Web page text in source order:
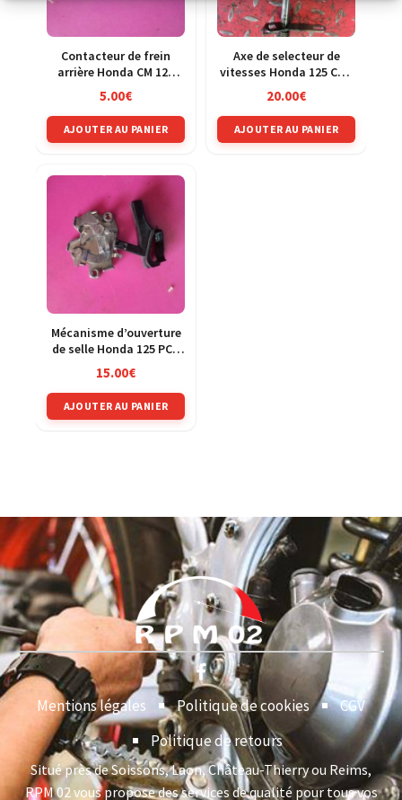
Contacteur de frein
arrière Honda CM 125
Custom JC05
5.00€
AJOUTER AU PANIER
Axe de selecteur de
vitesses Honda 125 CRM
jd13a
20.00€
AJOUTER AU PANIER
Mécanisme d’ouverture
de selle Honda 125 PCX
MLHJF28A
15.00€
AJOUTER AU PANIER
Mentions légales Politique de cookies
CGV
Politique de retours
Situé près de Soissons, Laon, Château-Thierry ou Reims,
RPM 02 vous propose des services de qualité pour tous vos